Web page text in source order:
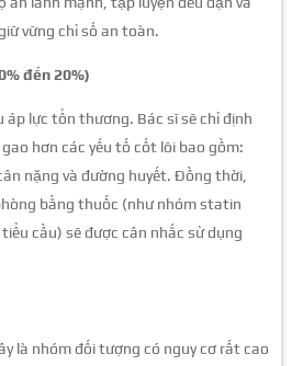
vững chỉ số an toàn.
đến 20%)
áp lực tổn thương. Bác sĩ sẽ chỉ định
hơn các yếu tố cốt lõi bao gồm:
nặng và đường huyết. Đồng thời,
bằng thuốc (như nhóm statin
cầu) sẽ được cân nhắc sử dụng
là nhóm đối tượng có nguy cơ rất cao